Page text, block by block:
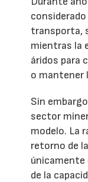
transporta,
mientras la
áridos para
o mantener
Sin
sector
modelo. La
retorno de
únicamente
de la